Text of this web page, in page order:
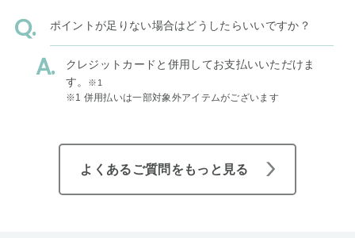
ポイントが足りない場合はどうしたらいいですか？
クレジットカードと併用してお支払いいただけま
す。
※1
※1 併用払いは一部対象外アイテムがございます
よくあるご質問をもっと見る